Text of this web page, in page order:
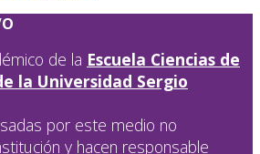
de la Escuela Ciencias de
la Universidad Sergio
por este medio no
y hacen responsable